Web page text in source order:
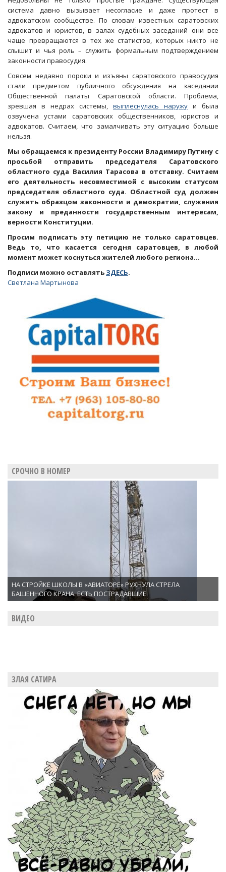
система давно вызывает несогласие и даже протест в
адвокатском сообществе. По словам известных саратовских
адвокатов и юристов, в залах судебных заседаний они все
чаще превращаются в тех же статистов, которых никто не
слышит и чья роль – служить формальным подтверждением
законности правосудия.
Совсем недавно пороки и изъяны саратовского правосудия
стали предметом публичного обсуждения на заседании
Общественной палаты Саратовской области. Проблема,
зревшая в недрах системы, выплеснулась наружу и была
озвучена устами саратовских общественников, юристов и
адвокатов. Считаем, что замалчивать эту ситуацию больше
нельзя.
Мы обращаемся к президенту России Владимиру Путину с
просьбой отправить председателя Саратовского
областного суда Василия Тарасова в отставку. Считаем
его деятельность несовместимой с высоким статусом
председателя областного суда. Областной суд должен
служить образцом законности и демократии, служения
закону и преданности государственным интересам,
верности Конституции.
Просим подписать эту петицию не только саратовцев.
Ведь то, что касается сегодня саратовцев, в любой
момент может коснуться жителей любого региона…
Подписи можно оставлять ЗДЕСЬ.
Светлана Мартынова
СРОЧНО В НОМЕР
НА СТРОЙКЕ ШКОЛЫ В «АВИАТОРЕ» РУХНУЛА СТРЕЛА
БАШЕННОГО КРАНА. ЕСТЬ ПОСТРАДАВШИЕ
ВИДЕО
ЗЛАЯ САТИРА